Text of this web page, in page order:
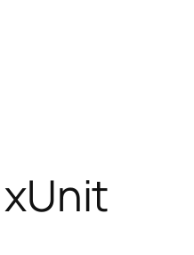
xUnit